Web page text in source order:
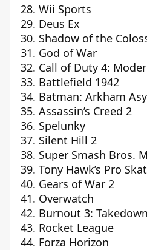
Wii Sports
Deus Ex
Shadow of the
God of War
Call of Duty 4:
Battlefield 1942
Batman: Arkham
Assassin’s Creed 2
Spelunky
Silent Hill 2
Super Smash Bros.
Tony Hawk’s Pro
Gears of War 2
Overwatch
Burnout 3: Takedown
Rocket League
Forza Horizon